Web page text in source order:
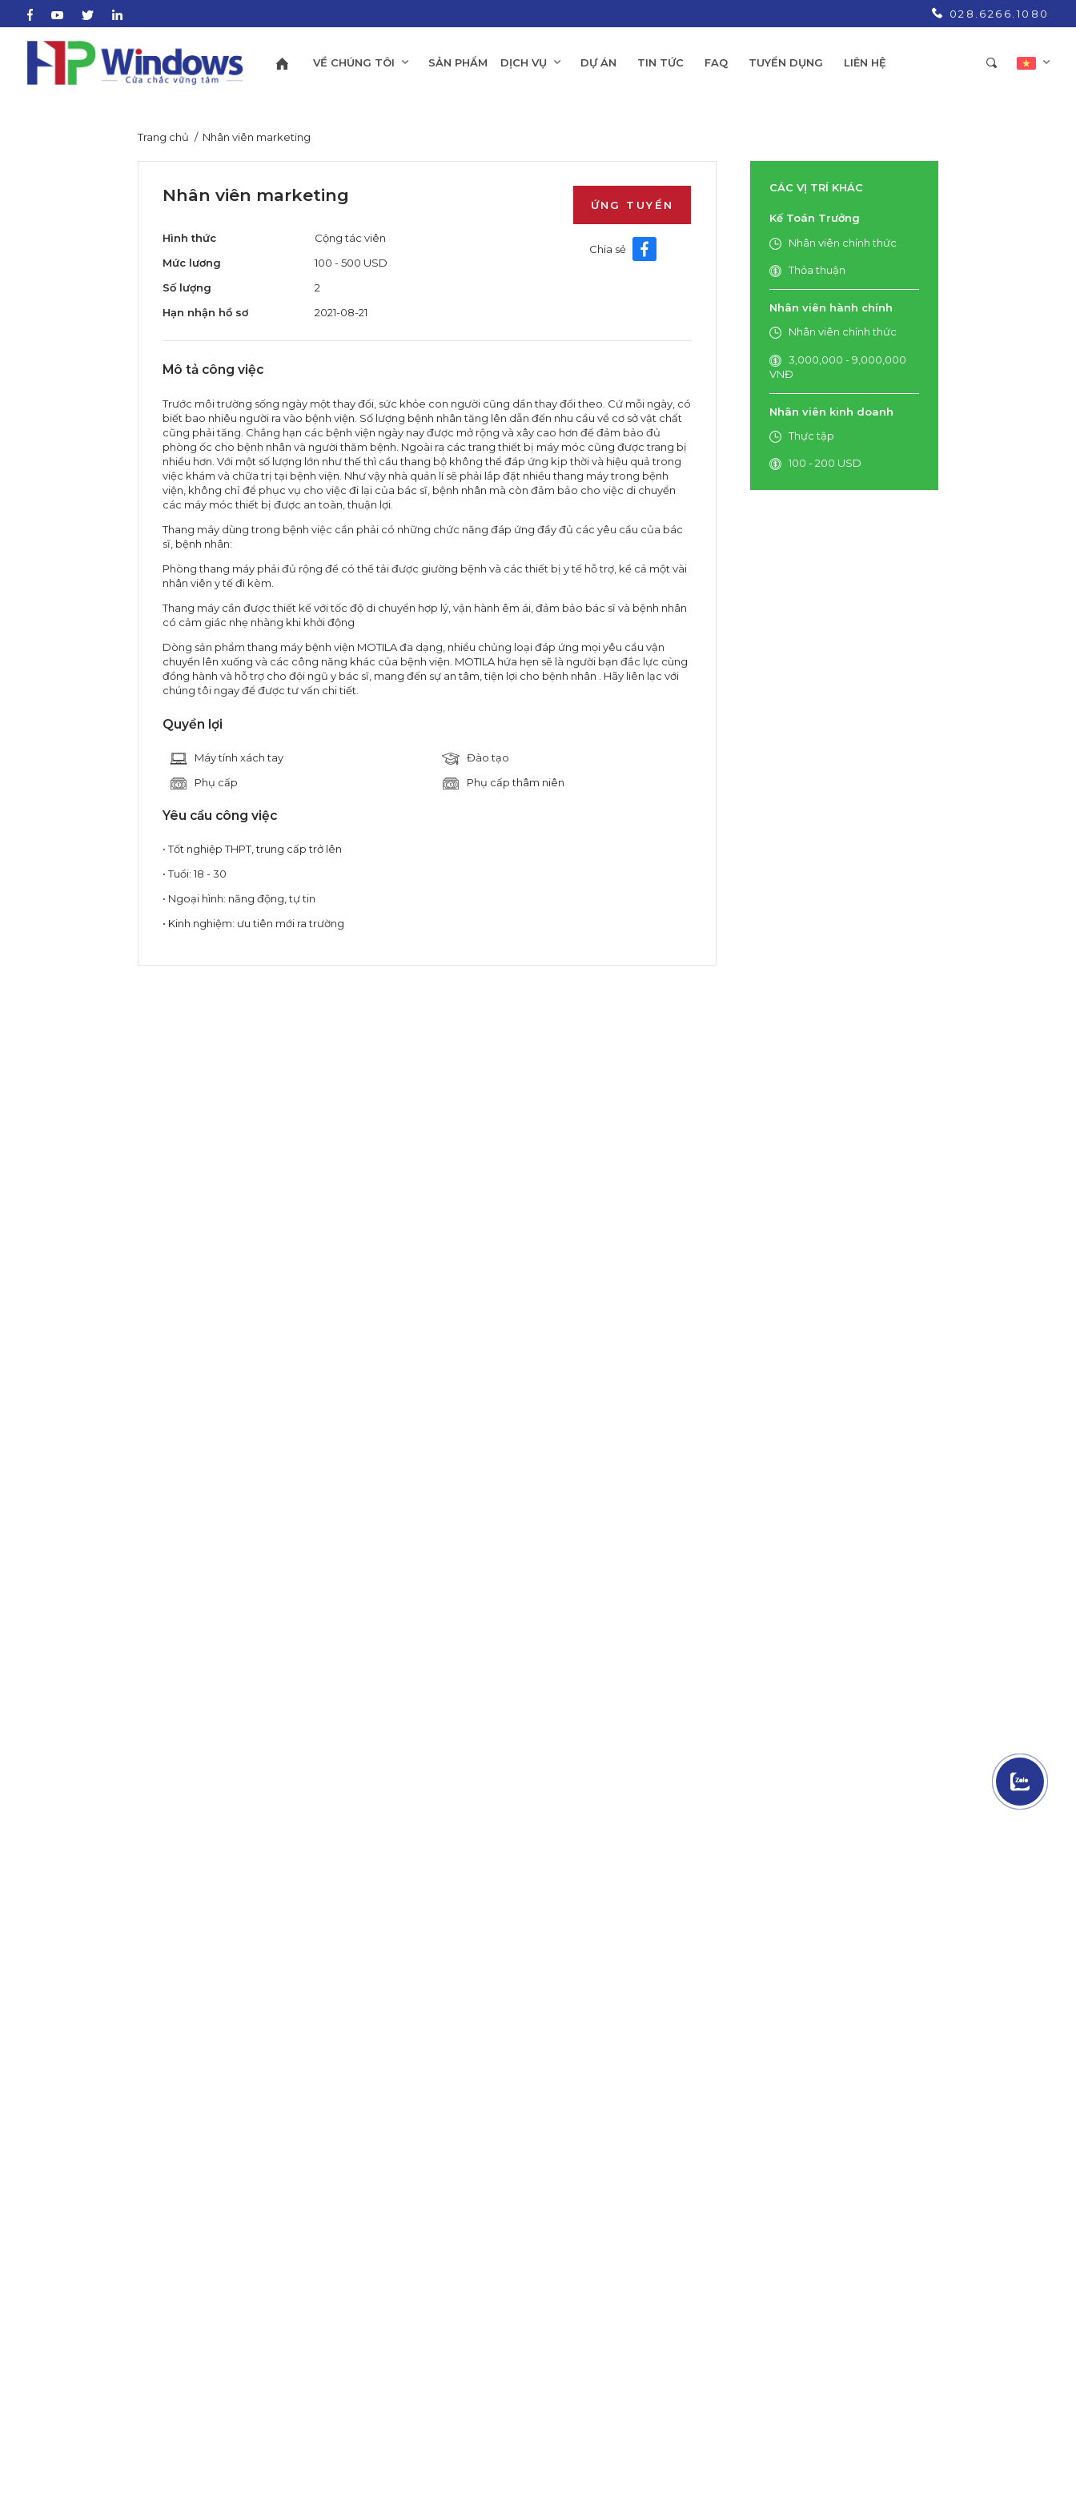
028.6266.1080
VỀ CHÚNG TÔI SẢN PHẨM DỊCH VỤ DỰ ÁN TIN TỨC FAQ TUYỂN DỤNG LIÊN HỆ
Trang chủ Nhân viên marketing
Nhân viên marketing
Hình thức
Cộng tác viên
Mức lương
100 - 500 USD
Số lượng
2
Hạn nhận hồ sơ
2021-08-21
ỨNG TUYỂN
Chia sẻ
Mô tả công việc
Trước môi trường sống ngày một thay đổi, sức khỏe con người cũng dần thay đổi theo. Cứ mỗi ngày, có
biết bao nhiêu người ra vào bệnh viện. Số lượng bệnh nhân tăng lên dẫn đến nhu cầu về cơ sở vật chất
cũng phải tăng. Chẳng hạn các bệnh viện ngày nay được mở rộng và xây cao hơn để đảm bảo đủ
phòng ốc cho bệnh nhân và người thăm bệnh. Ngoài ra các trang thiết bị máy móc cũng được trang bị
nhiều hơn. Với một số lượng lớn như thế thì cầu thang bộ không thể đáp ứng kịp thời và hiệu quả trong
việc khám và chữa trị tại bệnh viện. Như vậy nhà quản lí sẽ phải lắp đặt nhiều thang máy trong bệnh
viện, không chỉ để phục vụ cho việc đi lại của bác sĩ, bệnh nhân mà còn đảm bảo cho việc di chuyển
các máy móc thiết bị được an toàn, thuận lợi.
Thang máy dùng trong bệnh việc cần phải có những chức năng đáp ứng đầy đủ các yêu cầu của bác
sĩ, bệnh nhân:
Phòng thang máy phải đủ rộng để có thể tải được giường bệnh và các thiết bị y tế hỗ trợ, kể cả một vài
nhân viên y tế đi kèm.
Thang máy cần được thiết kế với tốc độ di chuyển hợp lý, vận hành êm ái, đảm bảo bác sĩ và bệnh nhân
có cảm giác nhẹ nhàng khi khởi động
Dòng sản phẩm thang máy bệnh viện MOTILA đa dạng, nhiều chủng loại đáp ứng mọi yêu cầu vận
chuyển lên xuống và các công năng khác của bệnh viện. MOTILA hứa hẹn sẽ là người bạn đắc lực cùng
đồng hành và hỗ trợ cho đội ngũ y bác sĩ, mang đến sự an tâm, tiện lợi cho bệnh nhân . Hãy liên lạc với
chúng tôi ngay để được tư vấn chi tiết.
Quyền lợi
Máy tính xách tay
Đào tạo
Phụ cấp
Phụ cấp thâm niên
Yêu cầu công việc
• Tốt nghiệp THPT, trung cấp trở lên
• Tuổi: 18 - 30
• Ngoại hình: năng động, tự tin
• Kinh nghiệm: ưu tiên mới ra trường
CÁC VỊ TRÍ KHÁC
Kế Toán Trưởng
Nhân viên chính thức
Thỏa thuận
Nhân viên hành chính
Nhân viên chính thức
3,000,000 - 9,000,000
VNĐ
Nhân viên kinh doanh
Thực tập
100 - 200 USD